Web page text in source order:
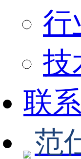
行
技
联
范